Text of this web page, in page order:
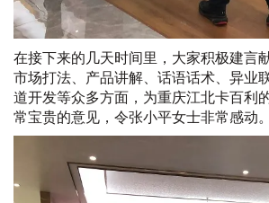
在接下来的几天时间里，大家积极建言
市场打法、产品讲解、话语话术、异业
道开发等众多方面，为重庆江北卡百利
常宝贵的意见，令张小平女士非常感动。